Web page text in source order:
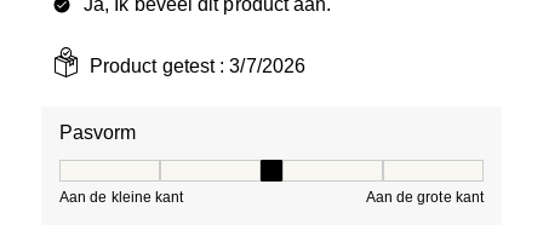
Ja, Ik beveel dit product aan.
Product getest :3/7/2026
Pasvorm
Aan de kleine kant Aan de grote kant